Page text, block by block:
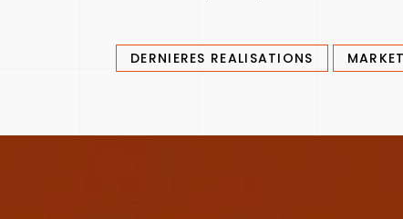
DERNIERES REALISATIONS